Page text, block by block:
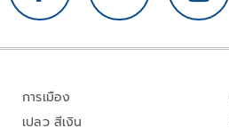
การเมือง
เปลว สีเงิน